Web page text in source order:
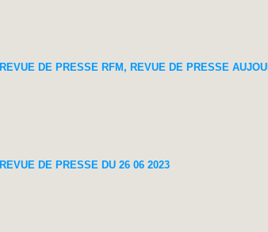
REVUE DE PRESSE RFM, REVUE DE PRESSE
REVUE DE PRESSE DU 26 06 2023